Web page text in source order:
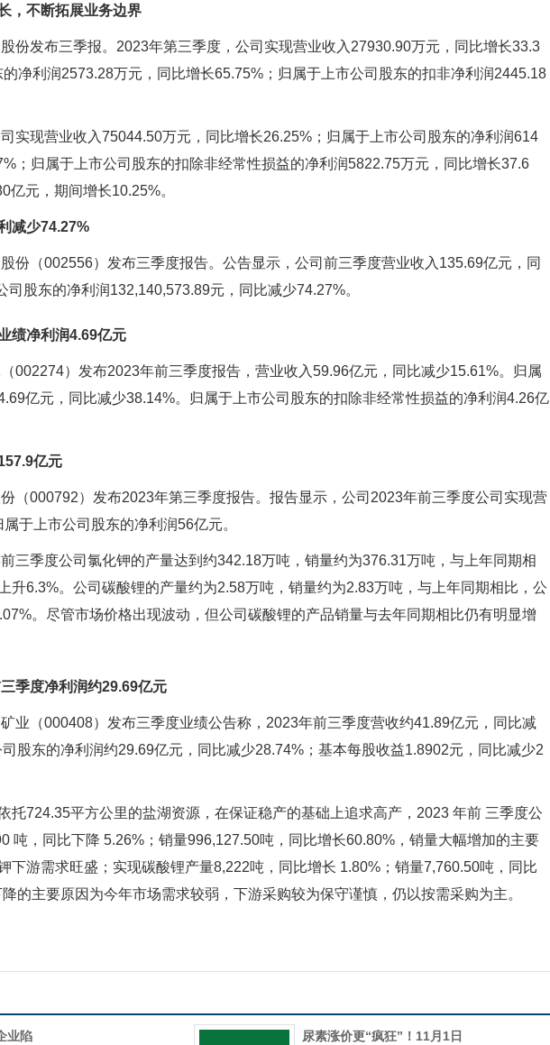
，不断拓展业务边界
发布三季报。2023年第三季度，公司实现营业收入27930.90万元，同比增长33.3
净利润2573.28万元，同比增长65.75%；归属于上市公司股东的扣非净利润2445.18
现营业收入75044.50万元，同比增长26.25%；归属于上市公司股东的净利润614
；归属于上市公司股东的扣除非经常性损益的净利润5822.75万元，同比增长37.6
亿元，期间增长10.25%。
减少74.27%
（002556）发布三季度报告。公告显示，公司前三季度营业收入135.69亿元，同
司股东的净利润132,140,573.89元，同比减少74.27%。
绩净利润4.69亿元
）发布2023年前三季度报告，营业收入59.96亿元，同比减少15.61%。归属
亿元，同比减少38.14%。归属于上市公司股东的扣除非经常性损益的净利润4.26亿
亿元
000792）发布2023年第三季度报告。报告显示，公司2023年前三季度公司实现营
于上市公司股东的净利润56亿元。
季度公司氯化钾的产量达到约342.18万吨，销量约为376.31万吨，与上年同期相
升6.3%。公司碳酸锂的产量约为2.58万吨，销量约为2.83万吨，与上年同期相比，公
。尽管市场价格出现波动，但公司碳酸锂的产品销量与去年同期相比仍有明显增
季度净利润约29.69亿元
（000408）发布三季度业绩公告称，2023年前三季度营收约41.89亿元，同比减
股东的净利润约29.69亿元，同比减少28.74%；基本每股收益1.8902元，同比减少2
724.35平方公里的盐湖资源，在保证稳产的基础上追求高产，2023 年前 三季度公
吨，同比下降 5.26%；销量996,127.50吨，同比增长60.80%，销量大幅增加的主要
下游需求旺盛；实现碳酸锂产量8,222吨，同比增长 1.80%；销量7,760.50吨，同比
的主要原因为今年市场需求较弱，下游采购较为保守谨慎，仍以按需采购为主。
业陷 尿素涨价更“疯狂”！11月1日